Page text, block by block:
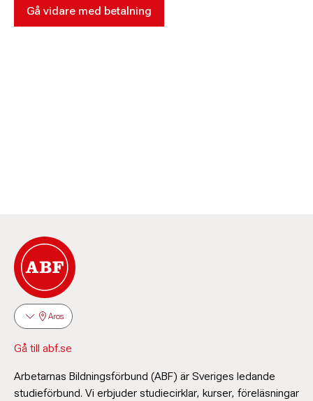
Aros
Gå till abf.se
Arbetarnas Bildningsförbund (ABF) är Sveriges ledande
studieförbund. Vi erbjuder studiecirklar, kurser, föreläsningar